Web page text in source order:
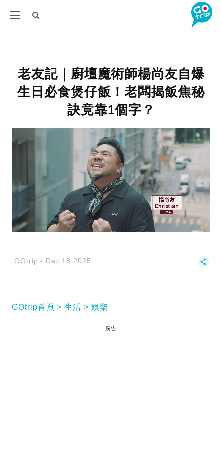
老友記｜廚壇魔術師楊尚友自爆
生日必食煲仔飯！老闆揭飯焦秘
訣竟靠1個字？
GOtrip Dec 18 2025
GOtrip首頁 生活 娛樂
廣告